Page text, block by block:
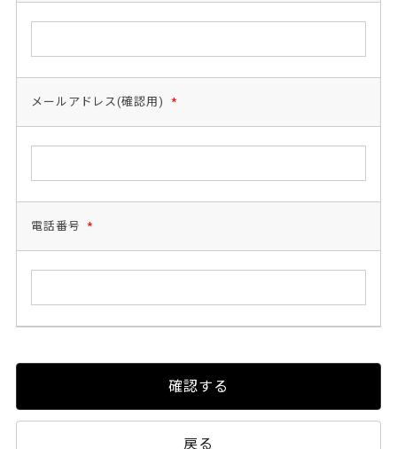
メールアドレス(確認用) *
電話番号 *
確認する
戻る